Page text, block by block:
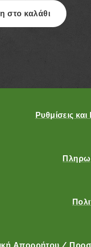
στο καλάθι
Ρυθμίσεις